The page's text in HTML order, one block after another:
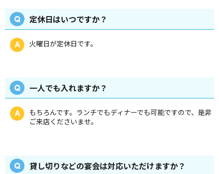
定休日はいつですか？
火曜日が定休日です。
一人でも入れますか？
もちろんです。ランチでもディナーでも可能ですので、是非
ご来店くださいませ。
貸し切りなどの宴会は対応いただけますか？